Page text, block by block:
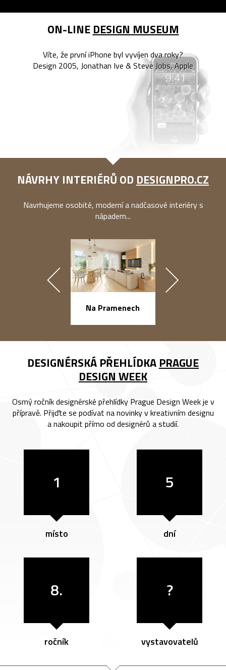
ON-LINE DESIGN MUSEUM
Víte, že první iPhone byl vyvíjen dva roky?
Design 2005, Jonathan Ive & Steve Jobs, Apple
NÁVRHY INTERIÉRŮ OD DESIGNPRO.CZ
Navrhujeme osobité, moderní a nadčasové interiéry s
nápadem...
Na Pramenech
DESIGNÉRSKÁ PŘEHLÍDKA PRAGUE
DESIGN WEEK
Osmý ročník designérské přehlídky Prague Design Week je v
přípravě. Přijďte se podívat na novinky v kreativním designu
a nakoupit přímo od designérů a studií.
1
místo
5
dní
8.
ročník
?
vystavovatelů